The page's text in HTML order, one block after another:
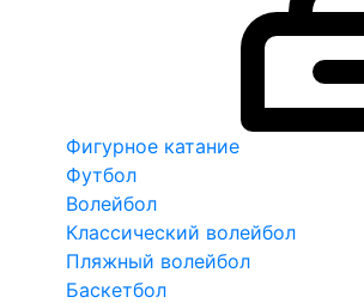
Фигурное катание
Футбол
Волейбол
Классический волейбол
Пляжный волейбол
Баскетбол